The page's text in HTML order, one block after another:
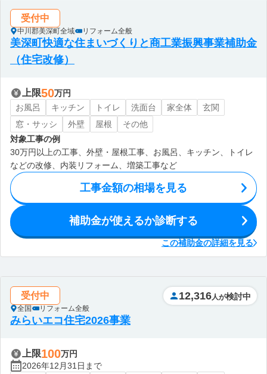
受付中
中川郡美深町全域 リフォーム全般
美深町快適な住まいづくりと商工業振興事業補助金
（住宅改修）
上限50万円
お風呂
キッチン トイレ 洗面台 家全体
玄関
窓・サッシ
外壁 屋根
その他
対象工事の例
30万円以上の工事、外壁・屋根工事、お風呂、キッチン、トイレ
などの改修、内装リフォーム、増築工事など
工事金額の相場を見る
補助金が使えるか診断する
この補助金の詳細を見る
受付中
全国 リフォーム全般
12,316 人が検討中
みらいエコ住宅2026事業
上限100万円
2026年12月31日まで